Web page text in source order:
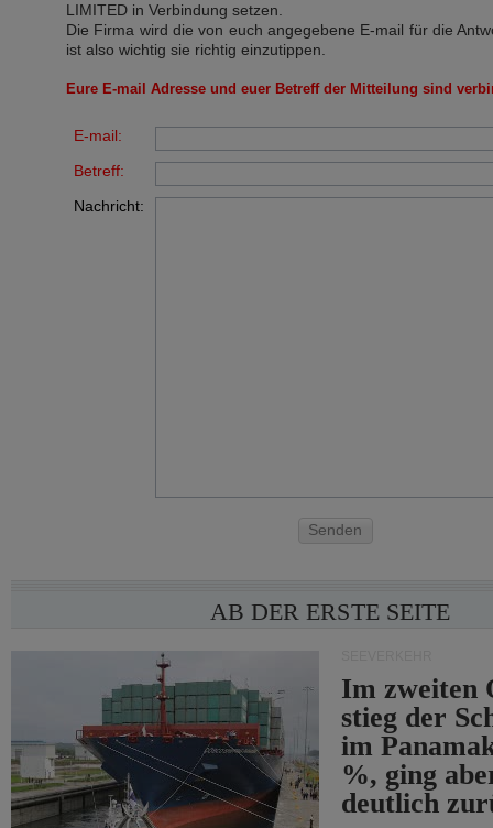
LIMITED in Verbindung setzen.
Die Firma wird die von euch angegebene E-mail für die
ist also wichtig sie richtig einzutippen.
Eure E-mail Adresse und euer Betreff der Mitteilung sind
E-mail:
Betreff:
Nachricht:
Senden
AB DER ERSTE SEITE
Im zweiten
stieg der
im
%, ging
deutlich